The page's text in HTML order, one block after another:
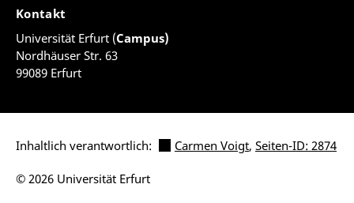
Kontakt
Universität Erfurt (Campus)
Nordhäuser Str. 63
99089 Erfurt
Inhaltlich verantwortlich: Carmen Voigt, Seiten-ID: 2874
© 2026 Universität Erfurt